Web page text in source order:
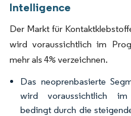
Intelligence
Der Markt für
wird voraussichtlich im
mehr als 4% verzeichnen.
Das neoprenbasierte
wird voraussichtlich im
bedingt durch die